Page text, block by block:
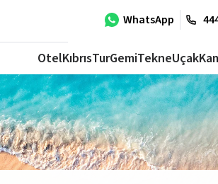
WhatsApp
OtelKıbrısTurGemiTekneUçak